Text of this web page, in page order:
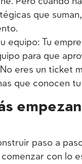
que
equipo: Tu
para que
No eres un ticket
que conocen
paso a
con lo